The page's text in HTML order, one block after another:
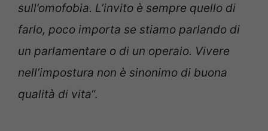
sull’omofobia. L’invito è sempre quello di
farlo, poco importa se stiamo parlando di
un parlamentare o di un operaio. Vivere
nell’impostura non è sinonimo di buona
qualità di vita“.